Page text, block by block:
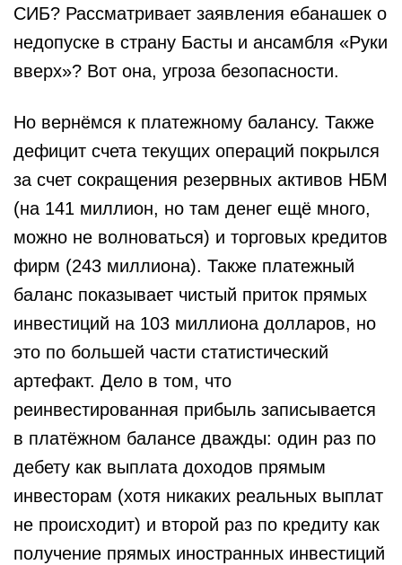
СИБ? Рассматривает заявления ебанашек о
недопуске в страну Басты и ансамбля «Руки
вверх»? Вот она, угроза безопасности.
Но вернёмся к платежному балансу. Также
дефицит счета текущих операций покрылся
за счет сокращения резервных активов НБМ
(на 141 миллион, но там денег ещё много,
можно не волноваться) и торговых кредитов
фирм (243 миллиона). Также платежный
баланс показывает чистый приток прямых
инвестиций на 103 миллиона долларов, но
это по большей части статистический
артефакт. Дело в том, что
реинвестированная прибыль записывается
в платёжном балансе дважды: один раз по
дебету как выплата доходов прямым
инвесторам (хотя никаких реальных выплат
не происходит) и второй раз по кредиту как
получение прямых иностранных инвестиций